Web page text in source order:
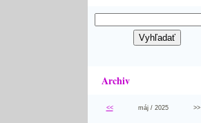
Archiv
<< máj / 2025 >>